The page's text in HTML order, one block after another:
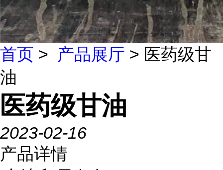
首页 > 产品展厅 > 医药级甘
油
医药级甘油
2023-02-16
产品详情